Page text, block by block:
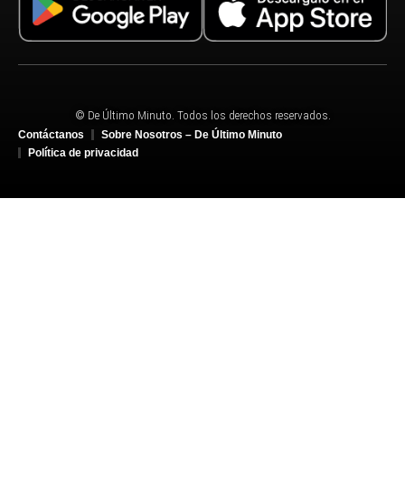
© De Último Minuto. Todos los derechos reservados.
Contáctanos
Sobre Nosotros – De Último Minuto
Política de privacidad